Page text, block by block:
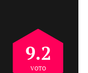
9.2
VOTO